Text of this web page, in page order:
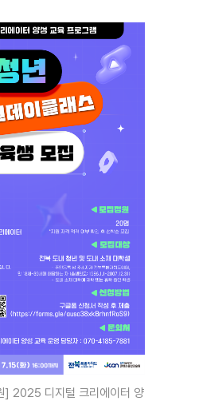
] 2025 디지털 크리에이터 양